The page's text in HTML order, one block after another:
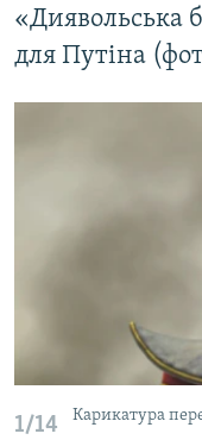
«Диявольська
для Путіна
1/14 Карикатура